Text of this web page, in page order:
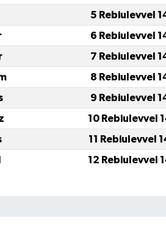
5 Rebiulevvel
6 Rebiulevvel
7 Rebiulevvel
8 Rebiulevvel
9 Rebiulevvel
10 Rebiulevvel
11 Rebiulevvel
12 Rebiulevvel